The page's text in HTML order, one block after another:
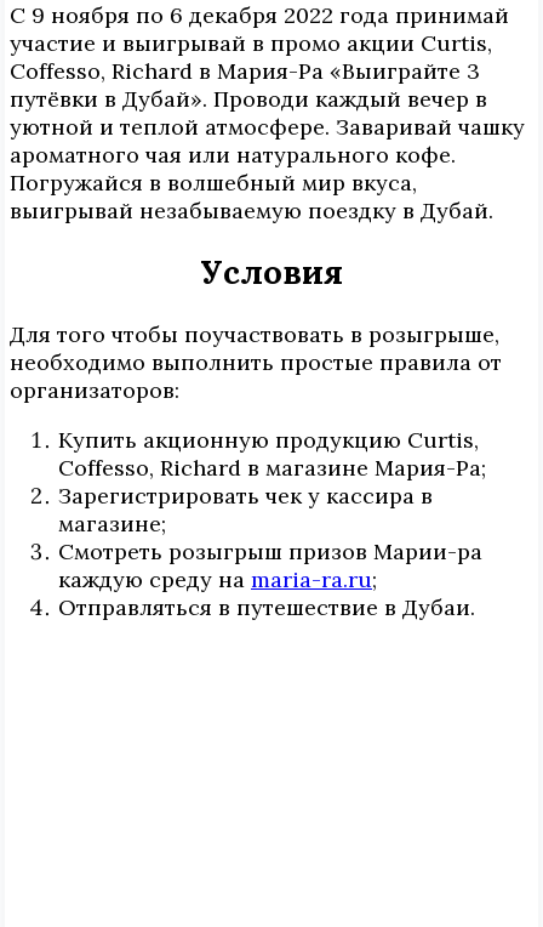
С 9 ноября по 6 декабря 2022 года принимай
участие и выигрывай в промо акции Curtis,
Coffesso, Richard в Мария-Ра «Выиграйте 3
путёвки в Дубай». Проводи каждый вечер в
уютной и теплой атмосфере. Заваривай чашку
ароматного чая или натурального кофе.
Погружайся в волшебный мир вкуса,
выигрывай незабываемую поездку в Дубай.
Условия
Для того чтобы поучаствовать в розыгрыше,
необходимо выполнить простые правила от
организаторов:
Купить акционную продукцию Curtis,
Coffesso, Richard в магазине Мария-Ра;
Зарегистрировать чек у кассира в
магазине;
Смотреть розыгрыш призов Марии-ра
каждую среду на maria-ra.ru;
Отправляться в путешествие в Дубаи.